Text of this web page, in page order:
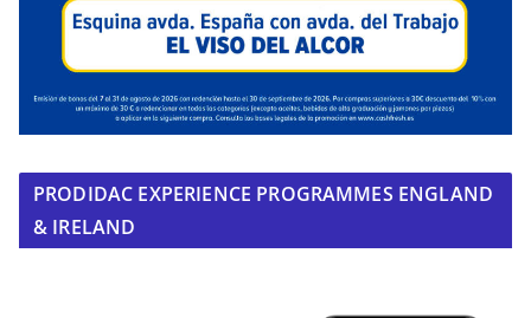
PRODIDAC EXPERIENCE PROGRAMMES ENGLAND
& IRELAND